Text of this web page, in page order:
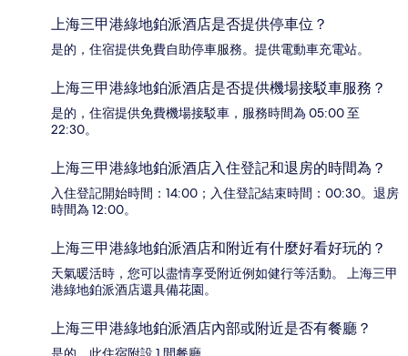
上海三甲港綠地鉑派酒店是否提供停車位？
是的，住宿提供免費自助停車服務。提供電動車充電站。
上海三甲港綠地鉑派酒店是否提供機場接駁車服務？
是的，住宿提供免費機場接駁車，服務時間為 05:00 至
22:30。
上海三甲港綠地鉑派酒店入住登記和退房的時間為？
入住登記開始時間：14:00；入住登記結束時間：00:30。退房
時間為 12:00。
上海三甲港綠地鉑派酒店和附近有什麼好看好玩的？
天氣暖活時，您可以盡情享受附近例如健行等活動。 上海三甲
港綠地鉑派酒店還具備花園。
上海三甲港綠地鉑派酒店內部或附近是否有餐廳？